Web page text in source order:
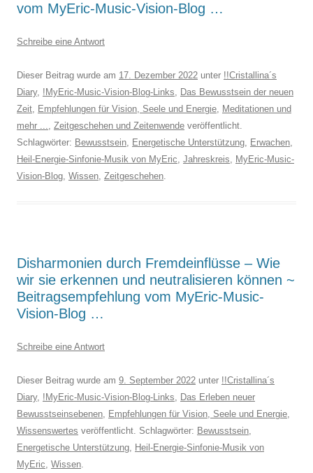
vom MyEric-Music-Vision-Blog …
Schreibe eine Antwort
Dieser Beitrag wurde am 17. Dezember 2022 unter !!Cristallina´s
Diary, !MyEric-Music-Vision-Blog-Links, Das Bewusstsein der neuen
Zeit, Empfehlungen für Vision, Seele und Energie, Meditationen und
mehr ..., Zeitgeschehen und Zeitenwende veröffentlicht.
Schlagwörter: Bewusstsein, Energetische Unterstützung, Erwachen,
Heil-Energie-Sinfonie-Musik von MyEric, Jahreskreis, MyEric-Music-
Vision-Blog, Wissen, Zeitgeschehen.
Disharmonien durch Fremdeinflüsse – Wie
wir sie erkennen und neutralisieren können ~
Beitragsempfehlung vom MyEric-Music-
Vision-Blog …
Schreibe eine Antwort
Dieser Beitrag wurde am 9. September 2022 unter !!Cristallina´s
Diary, !MyEric-Music-Vision-Blog-Links, Das Erleben neuer
Bewusstseinsebenen, Empfehlungen für Vision, Seele und Energie,
Wissenswertes veröffentlicht. Schlagwörter: Bewusstsein,
Energetische Unterstützung, Heil-Energie-Sinfonie-Musik von
MyEric, Wissen.